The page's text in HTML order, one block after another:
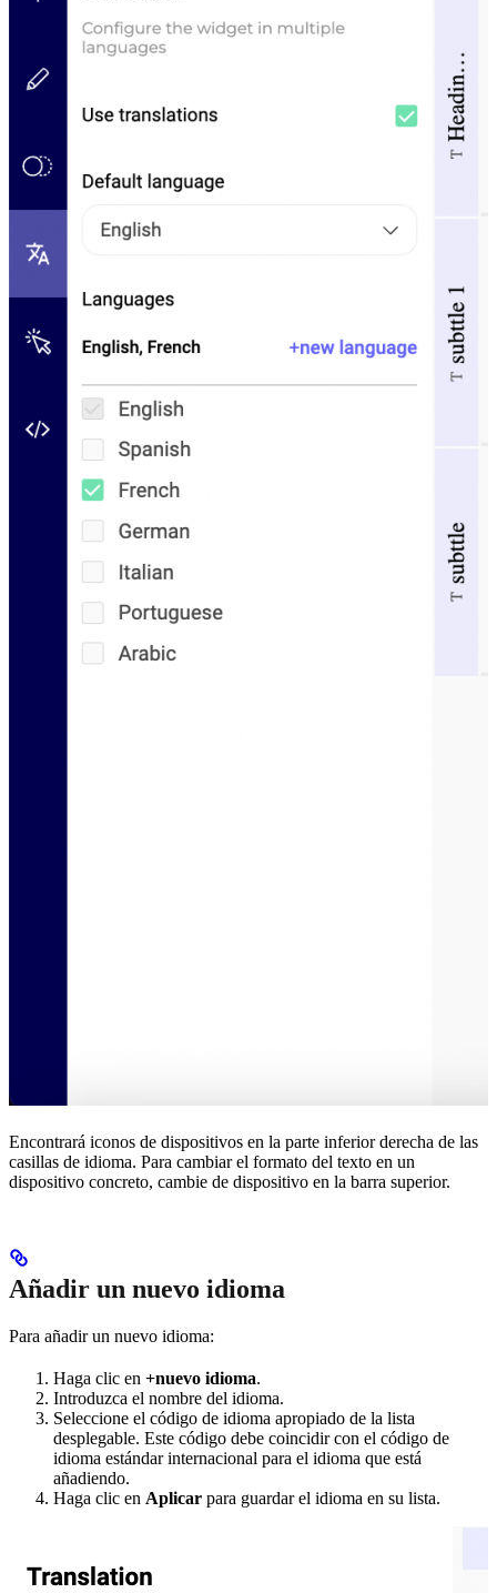
Encontrará iconos de dispositivos en la parte inferior derecha de las
casillas de idioma. Para cambiar el formato del texto en un
dispositivo concreto, cambie de dispositivo en la barra superior.
Añadir un nuevo idioma
Para añadir un nuevo idioma:
Haga clic en +nuevo idioma.
Introduzca el nombre del idioma.
Seleccione el código de idioma apropiado de la lista
desplegable. Este código debe coincidir con el código de
idioma estándar internacional para el idioma que está
añadiendo.
Haga clic en Aplicar para guardar el idioma en su lista.